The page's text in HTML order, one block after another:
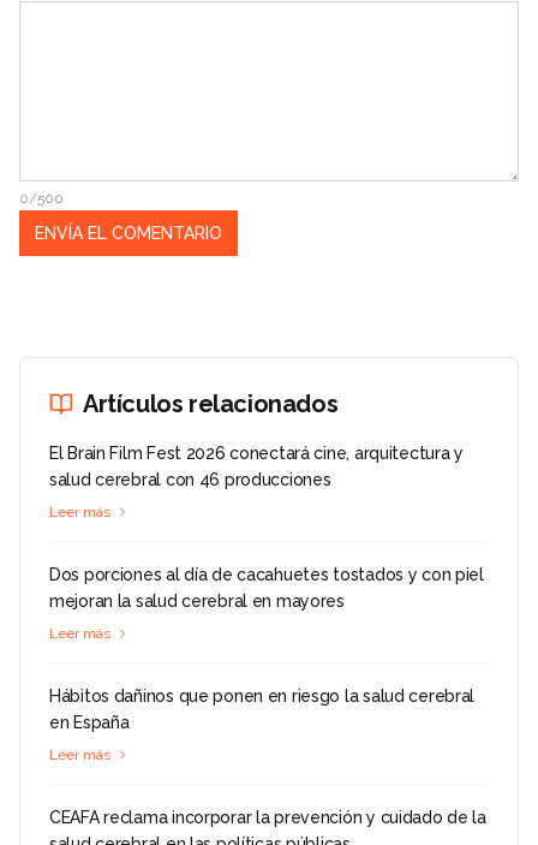
0/500
Artículos relacionados
El Brain Film Fest 2026 conectará cine, arquitectura y
salud cerebral con 46 producciones
Leer más
Dos porciones al día de cacahuetes tostados y con piel
mejoran la salud cerebral en mayores
Leer más
Hábitos dañinos que ponen en riesgo la salud cerebral
en España
Leer más
CEAFA reclama incorporar la prevención y cuidado de la